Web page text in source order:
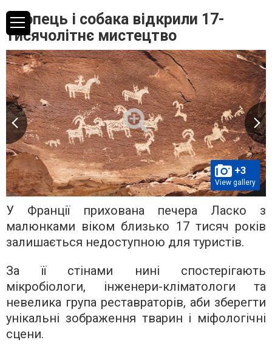
Хлопець і собака відкрили 17-
тисячолітнє мистецтво
+3
View gallery
У Франції прихована печера Ласко з
малюнками віком близько 17 тисяч років
залишається недоступною для туристів.
За її стінами нині спостерігають
мікробіологи, інженери-кліматологи та
невелика група реставраторів, аби зберегти
унікальні зображення тварин і міфологічні
сцени.